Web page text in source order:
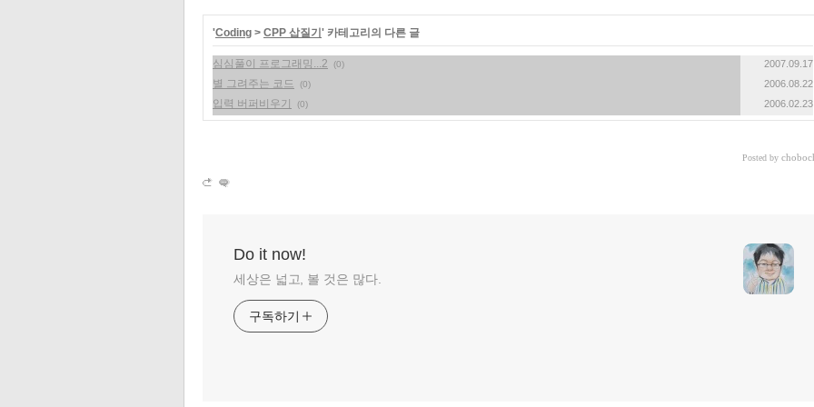
'Coding > CPP 삽질기 ' 카테고리의 다른 글
심심풀이 프로그래밍...2 (0) 2007.09.17
별 그려주는 코드 (0) 2006.08.22
입력 버퍼비우기 (0) 2006.02.23
Posted by
Do it now!
세상은 넓고, 볼 것은 많다.
구독하기